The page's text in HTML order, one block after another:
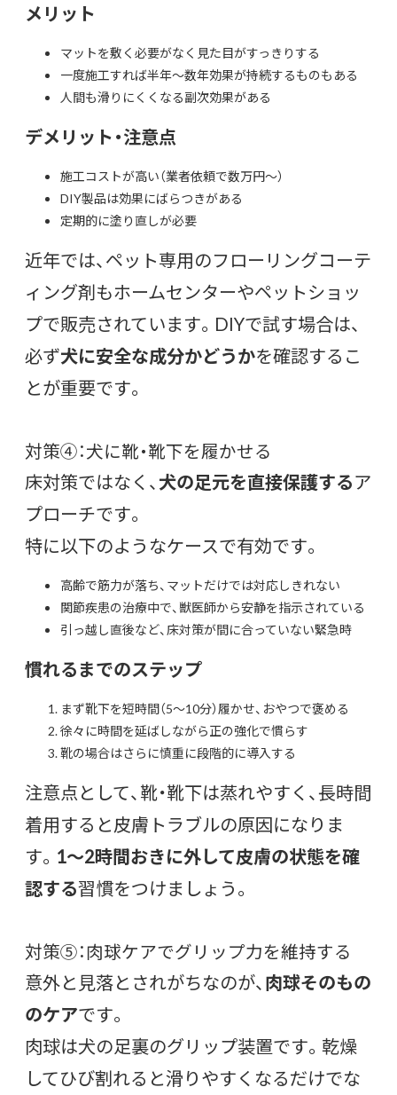
メリット
マットを敷く必要がなく見た目がすっきりする
一度施工すれば半年〜数年効果が持続するものもある
人間も滑りにくくなる副次効果がある
デメリット・注意点
施工コストが高い（業者依頼で数万円〜）
DIY製品は効果にばらつきがある
定期的に塗り直しが必要
近年では、ペット専用のフローリングコーテ
ィング剤もホームセンターやペットショッ
プで販売されています。DIYで試す場合は、
必ず犬に安全な成分かどうかを確認するこ
とが重要です。
対策④：犬に靴・靴下を履かせる
床対策ではなく、犬の足元を直接保護するア
プローチです。
特に以下のようなケースで有効です。
高齢で筋力が落ち、マットだけでは対応しきれない
関節疾患の治療中で、獣医師から安静を指示されている
引っ越し直後など、床対策が間に合っていない緊急時
慣れるまでのステップ
まず靴下を短時間（5〜10分）履かせ、おやつで褒める
徐々に時間を延ばしながら正の強化で慣らす
靴の場合はさらに慎重に段階的に導入する
注意点として、靴・靴下は蒸れやすく、長時間
着用すると皮膚トラブルの原因になりま
す。 1〜2時間おきに外して皮膚の状態を確
認する習慣をつけましょう。
対策⑤：肉球ケアでグリップ力を維持する
意外と見落とされがちなのが、肉球そのもの
のケアです。
肉球は犬の足裏のグリップ装置です。乾燥
してひび割れると滑りやすくなるだけでな